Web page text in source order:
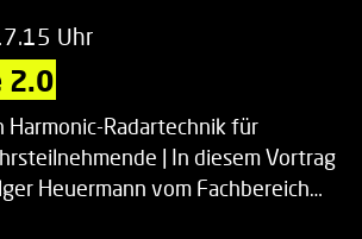
Uhr
2.0
Harmonic-Radartechnik für
| In diesem Vortrag
Heuermann vom Fachbereich…